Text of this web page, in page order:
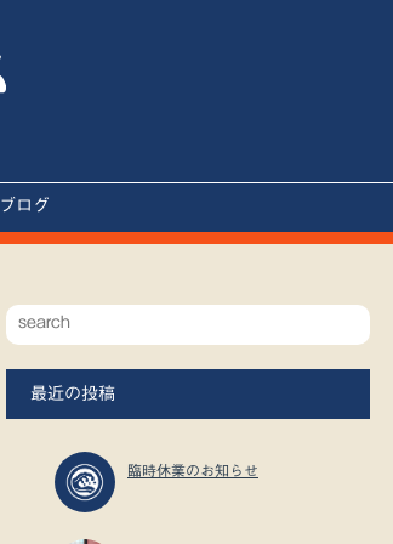
ブログ
最近の投稿
臨時休業のお知らせ